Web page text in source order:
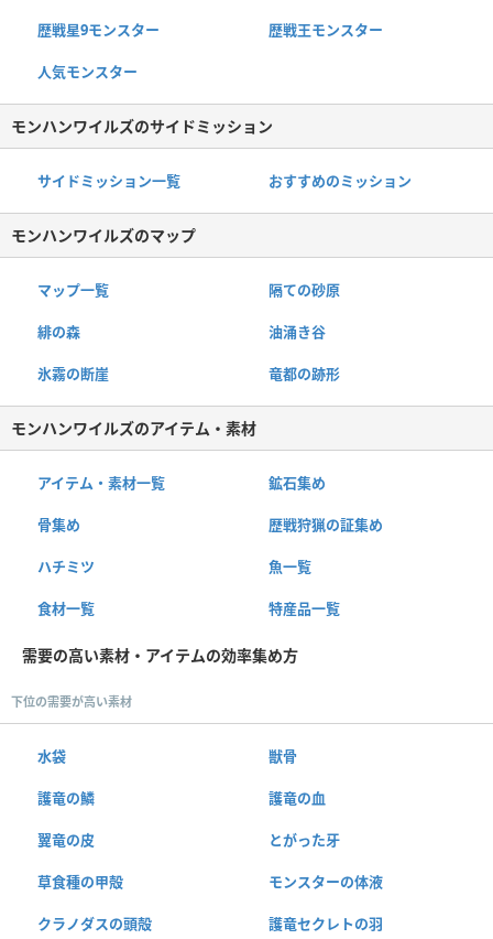
歴戦星9モンスター 歴戦王モンスター
人気モンスター
モンハンワイルズのサイドミッション
サイドミッション一覧 おすすめのミッション
モンハンワイルズのマップ
マップ一覧 隔ての砂原
緋の森 油涌き谷
氷霧の断崖 竜都の跡形
モンハンワイルズのアイテム・素材
アイテム・素材一覧 鉱石集め
骨集め 歴戦狩猟の証集め
ハチミツ 魚一覧
食材一覧 特産品一覧
需要の高い素材・アイテムの効率集め方
下位の需要が高い素材
水袋 獣骨
護竜の鱗 護竜の血
翼竜の皮 とがった牙
草食種の甲殻 モンスターの体液
クラノダスの頭殻 護竜セクレトの羽